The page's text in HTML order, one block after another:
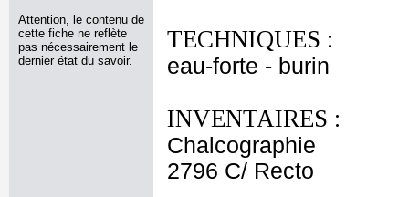
Attention, le contenu de
cette fiche ne reflète
pas nécessairement le
dernier état du savoir.
TECHNIQUES :
eau-forte - burin
INVENTAIRES :
Chalcographie
2796 C/ Recto